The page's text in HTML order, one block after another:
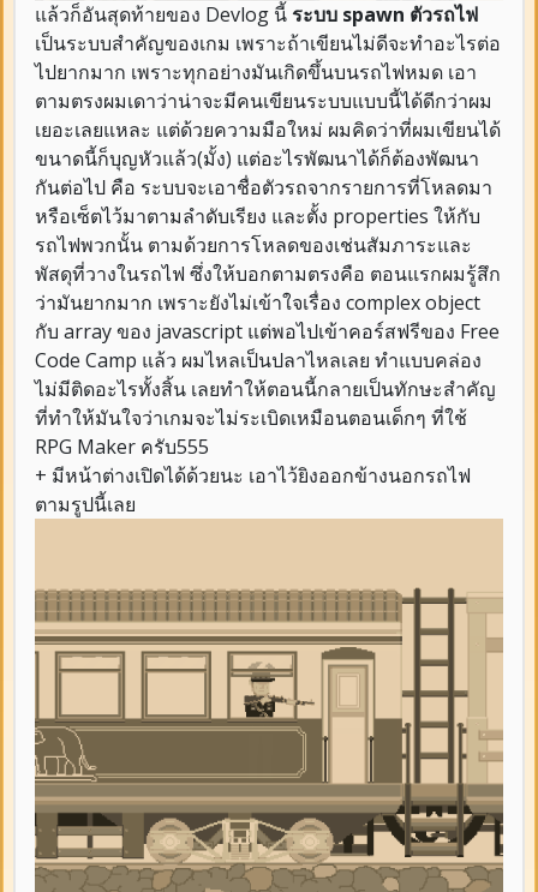
แล้วก็อันสุดท้ายของ Devlog นี้ ระบบ spawn ตัวรถไฟ
เป็นระบบสำคัญของเกม เพราะถ้าเขียนไม่ดีจะทำอะไรต่อ
ไปยากมาก เพราะทุกอย่างมันเกิดขึ้นบนรถไฟหมด เอา
ตามตรงผมเดาว่าน่าจะมีคนเขียนระบบแบบนี้ได้ดีกว่าผม
เยอะเลยแหละ แต่ด้วยความมือใหม่ ผมคิดว่าที่ผมเขียนได้
ขนาดนี้ก็บุญหัวแล้ว(มั้ง) แต่อะไรพัฒนาได้ก็ต้องพัฒนา
กันต่อไป คือ ระบบจะเอาชื่อตัวรถจากรายการที่โหลดมา
หรือเซ็ตไว้มาตามลำดับเรียง และตั้ง properties ให้กับ
รถไฟพวกนั้น ตามด้วยการโหลดของเช่นสัมภาระและ
พัสดุที่วางในรถไฟ ซึ่งให้บอกตามตรงคือ ตอนแรกผมรู้สึก
ว่ามันยากมาก เพราะยังไม่เข้าใจเรื่อง complex object
กับ array ของ javascript แต่พอไปเข้าคอร์สฟรีของ Free
Code Camp แล้ว ผมไหลเป็นปลาไหลเลย ทำแบบคล่อง
ไม่มีติดอะไรทั้งสิ้น เลยทำให้ตอนนี้กลายเป็นทักษะสำคัญ
ที่ทำให้มันใจว่าเกมจะไม่ระเบิดเหมือนตอนเด็กๆ ที่ใช้
RPG Maker ครับ555
+ มีหน้าต่างเปิดได้ด้วยนะ เอาไว้ยิงออกข้างนอกรถไฟ
ตามรูปนี้เลย